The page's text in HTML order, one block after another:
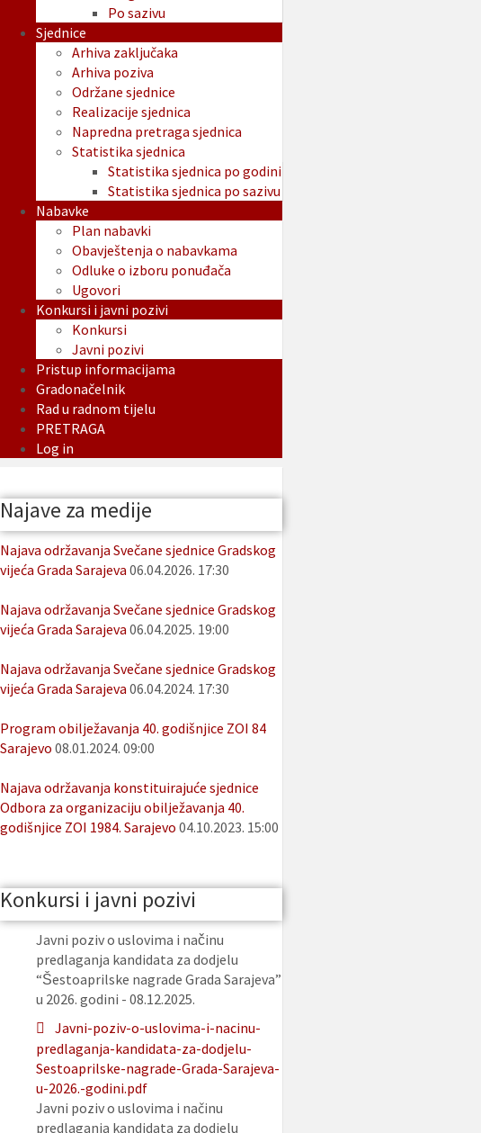
Po sazivu
Sjednice
Arhiva zaključaka
Arhiva poziva
Održane sjednice
Realizacije sjednica
Napredna pretraga sjednica
Statistika sjednica
Statistika sjednica po godini
Statistika sjednica po sazivu
Nabavke
Plan nabavki
Obavještenja o nabavkama
Odluke o izboru ponuđača
Ugovori
Konkursi i javni pozivi
Konkursi
Javni pozivi
Pristup informacijama
Gradonačelnik
Rad u radnom tijelu
PRETRAGA
Log in
Najave za medije
Najava održavanja Svečane sjednice Gradskog
vijeća Grada Sarajeva 06.04.2026. 17:30
Najava održavanja Svečane sjednice Gradskog
vijeća Grada Sarajeva 06.04.2025. 19:00
Najava održavanja Svečane sjednice Gradskog
vijeća Grada Sarajeva 06.04.2024. 17:30
Program obilježavanja 40. godišnjice ZOI 84
Sarajevo 08.01.2024. 09:00
Najava održavanja konstituirajuće sjednice
Odbora za organizaciju obilježavanja 40.
godišnjice ZOI 1984. Sarajevo 04.10.2023. 15:00
Konkursi i javni pozivi
Javni poziv o uslovima i načinu
predlaganja kandidata za dodjelu
“Šestoaprilske nagrade Grada Sarajeva”
u 2026. godini - 08.12.2025.
Javni-poziv-o-uslovima-i-nacinu-
predlaganja-kandidata-za-dodjelu-
Sestoaprilske-nagrade-Grada-Sarajeva-
u-2026.-godini.pdf
Javni poziv o uslovima i načinu
predlaganja kandidata za dodjelu